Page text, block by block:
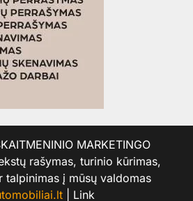
MARKETINGO
rašymas, turinio kūrimas,
talpinimas į mūsų valdomas
| Link